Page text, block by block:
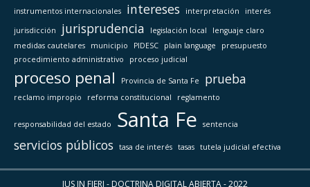
instrumentos internacionales
intereses interpretación
interés
jurisdicción
jurisprudencia legislación local
lenguaje claro
medidas cautelares
municipio PIDESC plain language
presupuesto
procedimiento administrativo
proceso judicial
proceso penal Provincia de Santa Fe prueba
reclamo impropio reforma constitucional reglamento
responsabilidad del estado Santa Fe sentencia
servicios públicos tasa de interés tasas tutela judicial efectiva
IUS IN FIERI - DOCTRINA DIGITAL ABIERTA - 2022